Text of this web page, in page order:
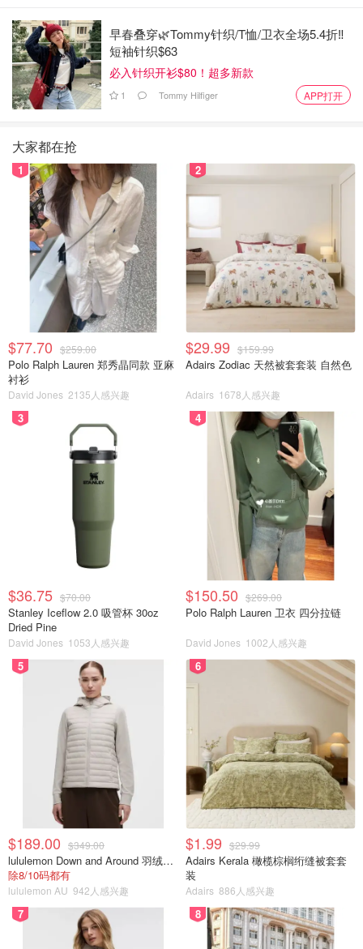
早春叠穿🌿Tommy针织/T恤/卫衣全场5.4折‼️
短袖针织$63
必入针织开衫$80！超多新款
1 Tommy Hilfiger APP打开
大家都在抢
1
$77.70 $259.00
Polo Ralph Lauren 郑秀晶同款 亚麻
衬衫
David Jones 2135人感兴趣
2
$29.99 $159.99
Adairs Zodiac 天然被套套装 自然色
Adairs 1678人感兴趣
3
$36.75 $70.00
Stanley Iceflow 2.0 吸管杯 30oz
Dried Pine
David Jones 1053人感兴趣
4
$150.50 $269.00
Polo Ralph Lauren 卫衣 四分拉链
David Jones 1002人感兴趣
5
$189.00 $349.00
lululemon Down and Around 羽绒夹克
除8/10码都有
lululemon AU 942人感兴趣
6
$1.99 $29.99
Adairs Kerala 橄榄棕榈绗缝被套套
装
Adairs 886人感兴趣
7 8